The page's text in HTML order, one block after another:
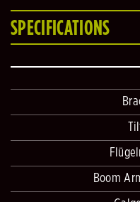
SPECIFICATIONS
Boom